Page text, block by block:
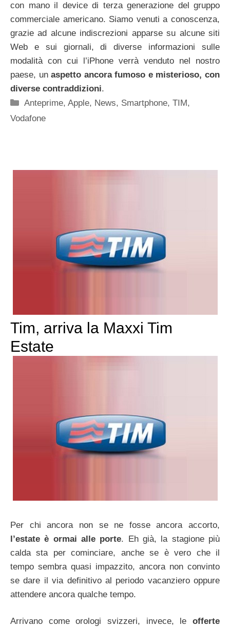
con mano il device di terza generazione del gruppo
commerciale americano. Siamo venuti a conoscenza,
grazie ad alcune indiscrezioni apparse su alcune siti
Web e sui giornali, di diverse informazioni sulle
modalità con cui l’iPhone verrà venduto nel nostro
paese, unaspetto ancora fumoso e misterioso, con
diverse contraddizioni.
Categorie
Anteprime,Apple, News, Smartphone,TIM,
Vodafone
Tim, arriva la Maxxi Tim
Estate
Per chi ancora non se ne fosse ancora accorto,
l’estate è ormai alle porte. Eh già, la stagione più
calda sta per cominciare, anche se è vero che il
tempo sembra quasi impazzito, ancora non convinto
se dare il via definitivo al periodo vacanziero oppure
attendere ancora qualche tempo.
Arrivano come orologi svizzeri, invece, le offerte